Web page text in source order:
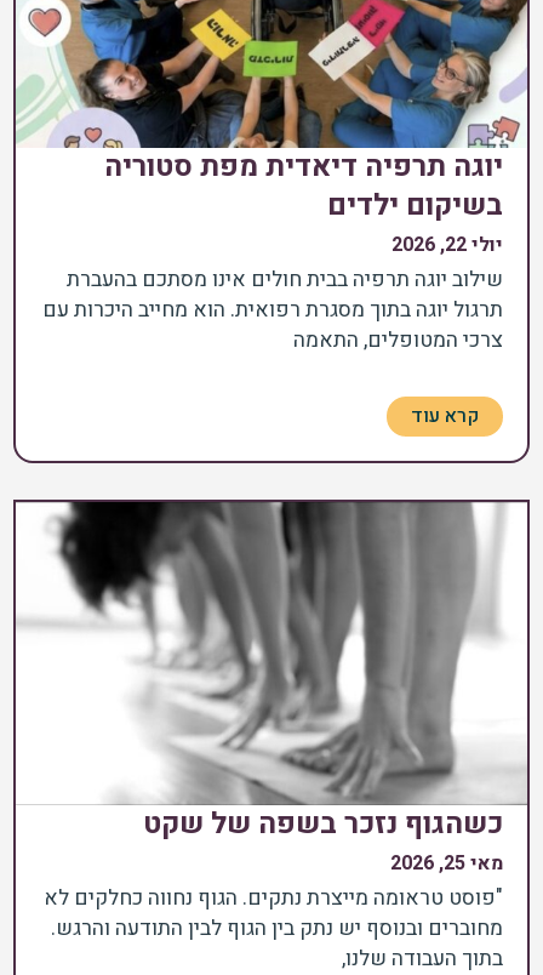
יוגה תרפיה דיאדית מפת סטוריה
בשיקום ילדים
יולי 22, 2026
שילוב יוגה תרפיה בבית חולים אינו מסתכם בהעברת
תרגול יוגה בתוך מסגרת רפואית. הוא מחייב היכרות עם
צרכי המטופלים, התאמה
קרא עוד
כשהגוף נזכר בשפה של שקט
מאי 25, 2026
"פוסט טראומה מייצרת נתקים. הגוף נחווה כחלקים לא
מחוברים ובנוסף יש נתק בין הגוף לבין התודעה והרגש.
בתוך העבודה שלנו,